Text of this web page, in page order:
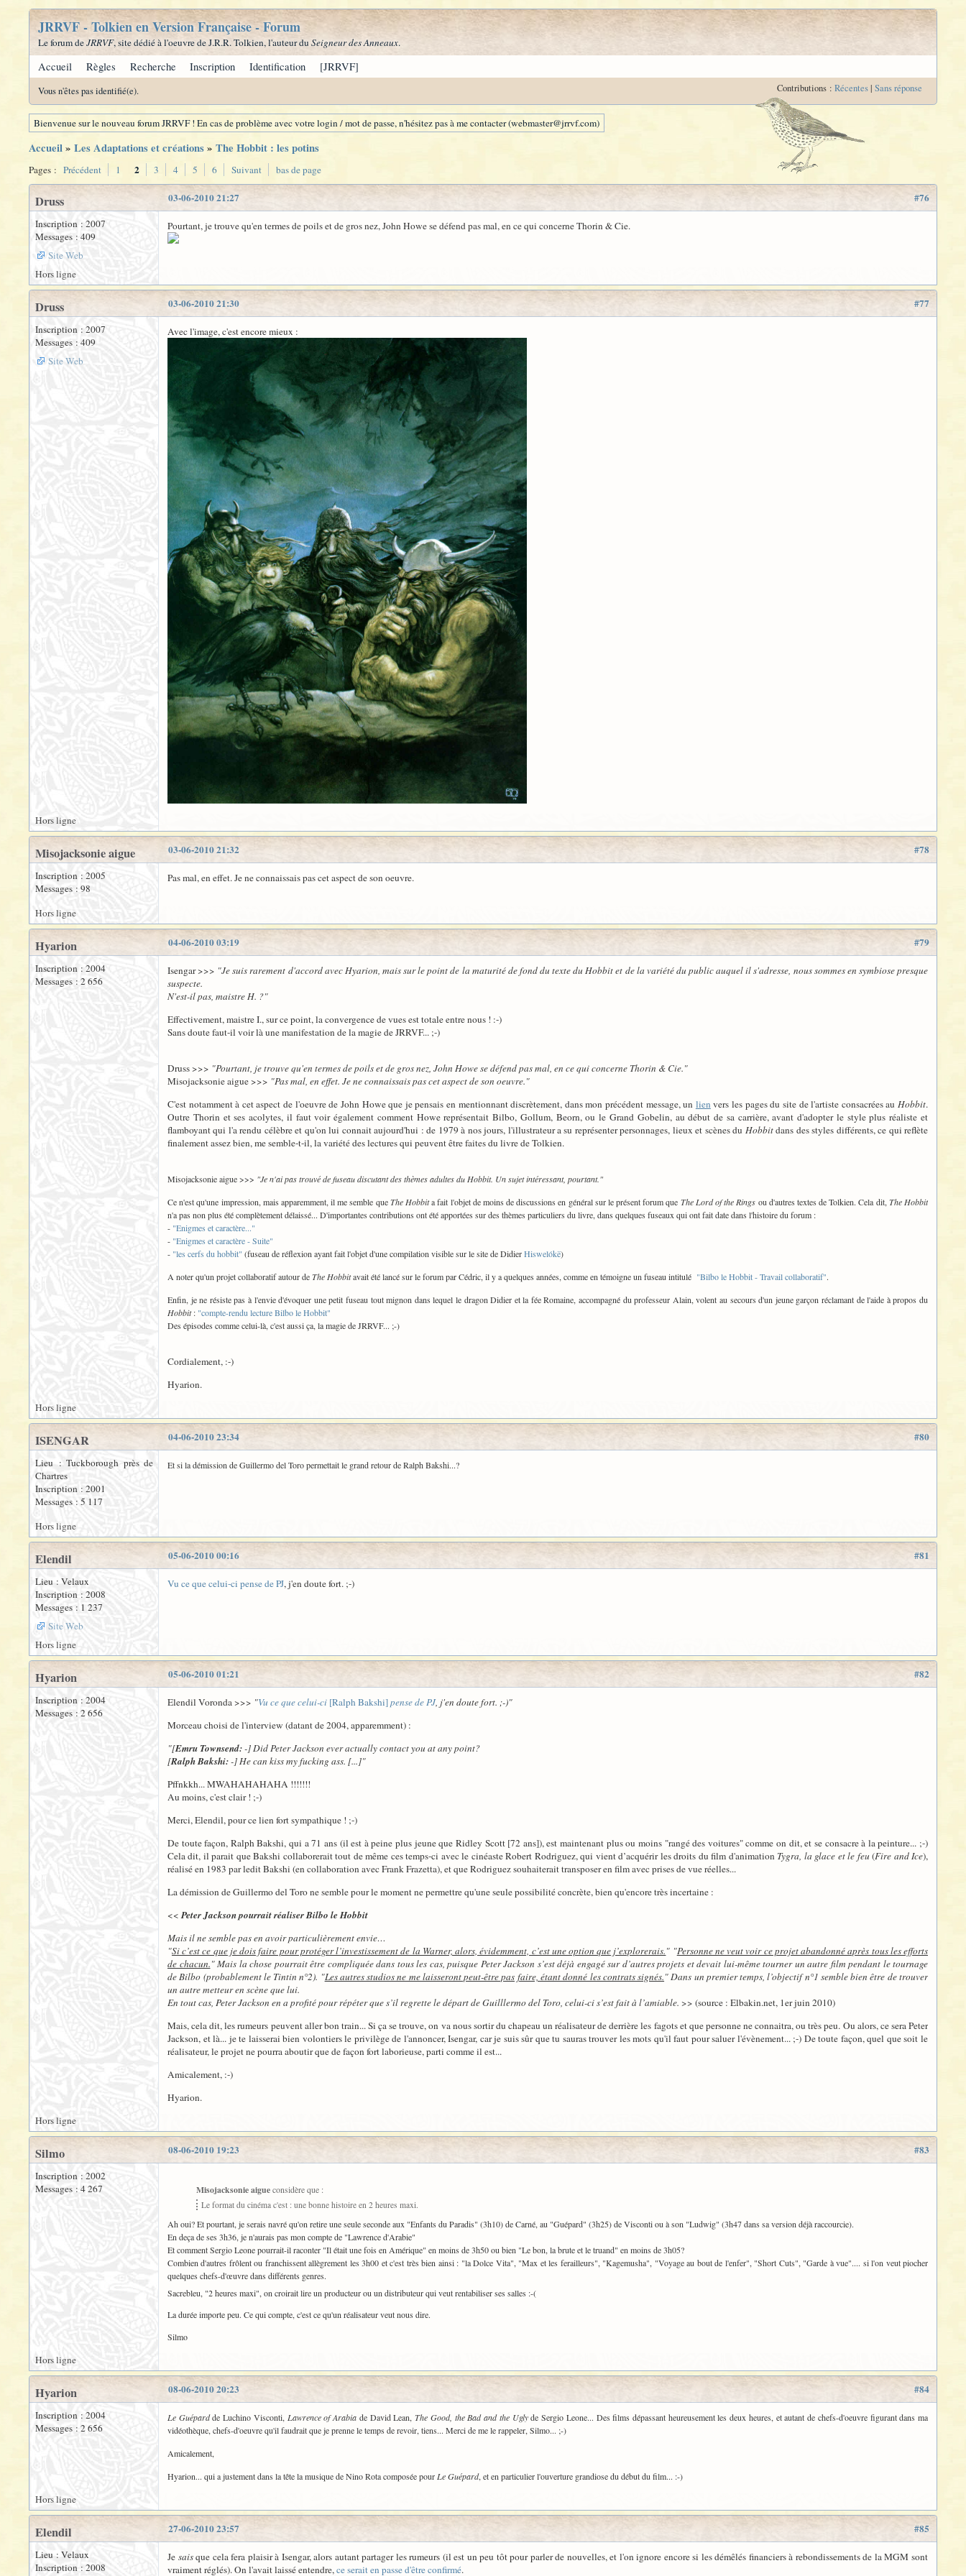
JRRVF - Tolkien en Version Française - Forum
Le forum deJRRVF, site dédié à l'oeuvre de J.R.R. Tolkien, l'auteur du Seigneur des Anneaux.
Accueil Règles Recherche Inscription Identification [JRRVF]
Vous n'êtes pas identifié(e). Contributions : Récentes| Sans réponse
Bienvenue sur le nouveau forum JRRVF ! En cas de problème avec votre login / mot de passe, n'hésitez pas à me contacter (webmaster@jrrvf.com)
Accueil» Les Adaptations et créations» The Hobbit : les potins
Pages : Précédent 1 2 3 4 5 6 Suivant bas de page
#76
03-06-2010 21:27
Druss
Inscription : 2007
Messages : 409
Site Web
Pourtant, je trouve qu'en termes de poils et de gros nez, John Howe se défend pas mal, en ce qui concerne Thorin & Cie.
Hors ligne
#77
03-06-2010 21:30
Druss
Inscription : 2007
Messages : 409
Site Web
Avec l'image, c'est encore mieux :
Hors ligne
#78
03-06-2010 21:32
Misojacksonie aigue
Inscription : 2005
Messages : 98
Pas mal, en effet. Je ne connaissais pas cet aspect de son oeuvre.
Hors ligne
#79
04-06-2010 03:19
Hyarion
Inscription : 2004
Messages : 2 656
Isengar >>> "Je suis rarement d'accord avec Hyarion, mais sur le point de la maturité de fond du texte du Hobbit et de la variété du public auquel il s'adresse, nous sommes en symbiose presque
suspecte.
N'est-il pas, maistre H. ?"
Effectivement, maistre I., sur ce point, la convergence de vues est totale entre nous ! :-)
Sans doute faut-il voir là une manifestation de la magie de JRRVF... ;-)
Druss >>> "Pourtant, je trouve qu'en termes de poils et de gros nez, John Howe se défend pas mal, en ce qui concerne Thorin & Cie."
Misojacksonie aigue >>> "Pas mal, en effet. Je ne connaissais pas cet aspect de son oeuvre."
C'est notamment à cet aspect de l'oeuvre de John Howe que je pensais en mentionnant discrètement, dans mon précédent message, un lien vers les pages du site de l'artiste consacrées auHobbit.
Outre Thorin et ses acolytes, il faut voir également comment Howe représentait Bilbo, Gollum, Beorn, ou le Grand Gobelin, au début de sa carrière, avant d'adopter le style plus réaliste et
flamboyant qui l'a rendu célèbre et qu'on lui connait aujourd'hui : de 1979 à nos jours, l'illustrateur a su représenter personnages, lieux et scènes du Hobbitdans des styles différents, ce qui reflète
finalement assez bien, me semble-t-il, la variété des lectures qui peuvent être faites du livre de Tolkien.
Misojacksonie aigue >>> "Je n'ai pas trouvé de fuseau discutant des thèmes adultes du Hobbit. Un sujet intéressant, pourtant."
Ce n'est qu'une impression, mais apparemment, il me semble queThe Hobbita fait l'objet de moins de discussions en général sur le présent forum que The Lord of the Rings ou d'autres textes de Tolkien. Cela dit, The Hobbit
n'a pas non plus été complètement délaissé... D'importantes contributions ont été apportées sur des thèmes particuliers du livre, dans quelques fuseaux qui ont fait date dans l'histoire du forum :
- "Enigmes et caractère..."
- "Enigmes et caractère - Suite"
- "les cerfs du hobbit" (fuseau de réflexion ayant fait l'objet d'une compilation visible sur le site de DidierHiswelókë)
A noter qu'un projet collaboratif autour deThe Hobbitavait été lancé sur le forum par Cédric, il y a quelques années, comme en témoigne un fuseau intitulé "Bilbo le Hobbit - Travail collaboratif".
Enfin, je ne résiste pas à l'envie d'évoquer une petit fuseau tout mignon dans lequel le dragon Didier et la fée Romaine, accompagné du professeur Alain, volent au secours d'un jeune garçon réclamant de l'aide à propos du
Hobbit: "compte-rendu lecture Bilbo le Hobbit"
Des épisodes comme celui-là, c'est aussi ça, la magie de JRRVF... ;-)
Cordialement, :-)
Hyarion.
Hors ligne
#80
04-06-2010 23:34
ISENGAR
Lieu : Tuckborough près de
Chartres
Inscription : 2001
Messages : 5 117
Et si la démission de Guillermo del Toro permettait le grand retour de Ralph Bakshi...?
Hors ligne
#81
05-06-2010 00:16
Elendil
Lieu : Velaux
Inscription : 2008
Messages : 1 237
Site Web
Vu ce que celui-ci pense de PJ, j'en doute fort. ;-)
Hors ligne
#82
05-06-2010 01:21
Hyarion
Inscription : 2004
Messages : 2 656
Elendil Voronda >>> "Vu ce que celui-ci [Ralph Bakshi]pense de PJ, j'en doute fort. ;-)"
Morceau choisi de l'interview (datant de 2004, apparemment) :
"[Emru Townsend:-] Did Peter Jackson ever actually contact you at any point?
[Ralph Bakshi:-] He can kiss my fucking ass. [...]"
Pffnkkh... MWAHAHAHAHA !!!!!!!
Au moins, c'est clair ! ;-)
Merci, Elendil, pour ce lien fort sympathique ! ;-)
De toute façon, Ralph Bakshi, qui a 71 ans (il est à peine plus jeune que Ridley Scott [72 ans]), est maintenant plus ou moins "rangé des voitures" comme on dit, et se consacre à la peinture... ;-)
Cela dit, il parait que Bakshi collaborerait tout de même ces temps-ci avec le cinéaste Robert Rodriguez, qui vient d’acquérir les droits du film d'animation Tygra, la glace et le feu (Fire and Ice),
réalisé en 1983 par ledit Bakshi (en collaboration avec Frank Frazetta), et que Rodriguez souhaiterait transposer en film avec prises de vue réelles...
La démission de Guillermo del Toro ne semble pour le moment ne permettre qu'une seule possibilité concrète, bien qu'encore très incertaine :
<<Peter Jackson pourrait réaliser Bilbo le Hobbit
Mais il ne semble pas en avoir particulièrement envie…
"Si c’est ce que je dois faire pour protéger l’investissement de la Warner, alors, évidemment, c’est une option que j’explorerais." "Personne ne veut voir ce projet abandonné après tous les efforts
de chacun." Mais la chose pourrait être compliquée dans tous les cas, puisque Peter Jackson s’est déjà engagé sur d’autres projets et devait lui-même tourner un autre film pendant le tournage
de Bilbo (probablement le Tintin n°2). "Les autres studios ne me laisseront peut-être pas faire, étant donné les contrats signés." Dans un premier temps, l’objectif n°1 semble bien être de trouver
un autre metteur en scène que lui.
En tout cas, Peter Jackson en a profité pour répéter que s’il regrette le départ de Guilllermo del Toro, celui-ci s’est fait à l’amiable. >> (source : Elbakin.net, 1er juin 2010)
Mais, cela dit, les rumeurs peuvent aller bon train... Si ça se trouve, on va nous sortir du chapeau un réalisateur de derrière les fagots et que personne ne connaitra, ou très peu. Ou alors, ce sera Peter
Jackson, et là... je te laisserai bien volontiers le privilège de l'annoncer, Isengar, car je suis sûr que tu sauras trouver les mots qu'il faut pour saluer l'évènement... ;-) De toute façon, quel que soit le
réalisateur, le projet ne pourra aboutir que de façon fort laborieuse, parti comme il est...
Amicalement, :-)
Hyarion.
Hors ligne
#83
08-06-2010 19:23
Silmo
Inscription : 2002
Messages : 4 267
Misojacksonie aigueconsidère que :
Le format du cinéma c'est : une bonne histoire en 2 heures maxi.
Ah oui? Et pourtant, je serais navré qu'on retire une seule seconde aux "Enfants du Paradis" (3h10) de Carné, au "Guépard" (3h25) de Visconti ou à son "Ludwig" (3h47 dans sa version déjà raccourcie).
En deça de ses 3h36, je n'aurais pas mon compte de "Lawrence d'Arabie"
Et comment Sergio Leone pourrait-il raconter "Il était une fois en Amérique" en moins de 3h50 ou bien "Le bon, la brute et le truand" en moins de 3h05?
Combien d'autres frôlent ou franchissent allègrement les 3h00 et c'est très bien ainsi : "la Dolce Vita", "Max et les ferailleurs", "Kagemusha", "Voyage au bout de l'enfer", "Short Cuts", "Garde à vue".... si l'on veut piocher
quelques chefs-d'œuvre dans différents genres.
Sacrebleu, "2 heures maxi", on croirait lire un producteur ou un distributeur qui veut rentabiliser ses salles :-(
La durée importe peu. Ce qui compte, c'est ce qu'un réalisateur veut nous dire.
Silmo
Hors ligne
#84
08-06-2010 20:23
Hyarion
Inscription : 2004
Messages : 2 656
Le Guépardde Luchino Visconti, Lawrence of Arabia de David Lean,The Good, the Bad and the Uglyde Sergio Leone... Des films dépassant heureusement les deux heures, et autant de chefs-d'oeuvre figurant dans ma
vidéothèque, chefs-d'oeuvre qu'il faudrait que je prenne le temps de revoir, tiens... Merci de me le rappeler, Silmo... ;-)
Amicalement,
Hyarion... qui a justement dans la tête la musique de Nino Rota composée pour Le Guépard, et en particulier l'ouverture grandiose du début du film... :-)
Hors ligne
#85
27-06-2010 23:57
Elendil
Lieu : Velaux
Inscription : 2008
Je saisque cela fera plaisir à Isengar, alors autant partager les rumeurs (il est un peu tôt pour parler de nouvelles, et l'on ignore encore si les démêlés financiers à rebondissements de la MGM sont
vraiment réglés). On l'avait laissé entendre,ce serait en passe d'être confirmé.